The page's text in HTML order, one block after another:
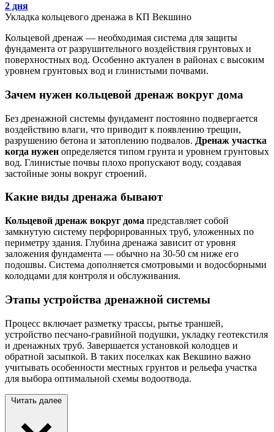
2 дня
Укладка кольцевого дренажа в КП Векшино
Кольцевой дренаж — необходимая система для защиты
фундамента от разрушительного воздействия грунтовых и
поверхностных вод. Особенно актуален в районах с высоким
уровнем грунтовых вод и глинистыми почвами.
Зачем нужен кольцевой дренаж вокруг дома
Без дренажной системы фундамент постоянно подвергается
воздействию влаги, что приводит к появлению трещин,
разрушению бетона и затоплению подвалов. Дренаж участка
когда нужен определяется типом грунта и уровнем грунтовых
вод. Глинистые почвы плохо пропускают воду, создавая
застойные зоны вокруг строений.
Какие виды дренажа бывают
Кольцевой дренаж вокруг дома представляет собой
замкнутую систему перфорированных труб, уложенных по
периметру здания. Глубина дренажа зависит от уровня
заложения фундамента — обычно на 30-50 см ниже его
подошвы. Система дополняется смотровыми и водосборными
колодцами для контроля и обслуживания.
Этапы устройства дренажной системы
Процесс включает разметку трассы, рытье траншей,
устройство песчано-гравийной подушки, укладку геотекстиля
и дренажных труб. Завершается установкой колодцев и
обратной засыпкой. В таких поселках как Векшино важно
учитывать особенности местных грунтов и рельефа участка
для выбора оптимальной схемы водоотвода.
Читать далее